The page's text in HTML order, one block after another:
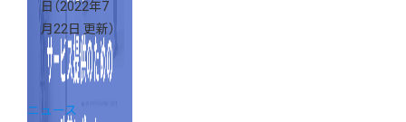
日 （2022年7
月22日 更新）
ニュース